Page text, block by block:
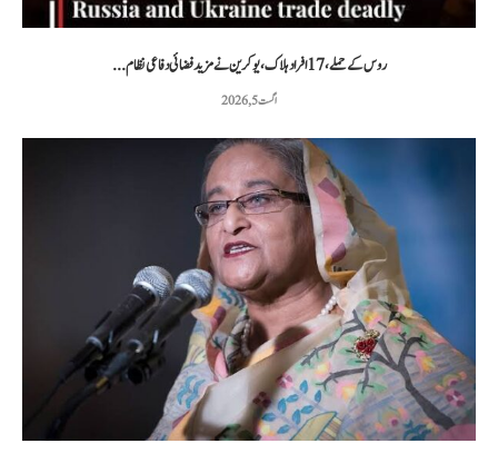
روس کے حملے، 17 افراد ہلاک، یوکرین نے مزید فضائی دفاعی نظام...
اگست 5, 2026